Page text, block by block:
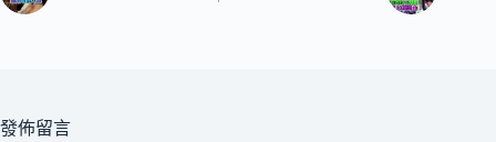
發佈留言